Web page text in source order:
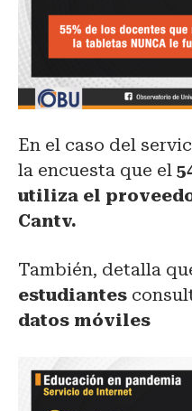
En el caso del
la encuesta que el
utiliza el
Cantv.
También, detalla
estudiantes
datos móviles